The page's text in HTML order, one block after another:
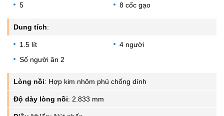
5 8 cốc gạo
Dung tích:
1.5 lít
4 người
Số người ăn 2
Lòng nồi: Hợp kim nhôm phủ chống dính
Độ dày lòng nồi: 2.833 mm